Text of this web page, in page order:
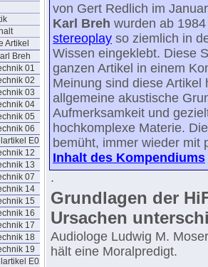
Artikel
Breh
01
02
03
04
05
06
E01
12
13
07
14
15
16
17
18
19
E02
von Gert Redlich im
Karl Breh wurden ab
stereoplay so ziemlich in
Wissen eingeklebt. Diese
ganzen Artikel in einem
Meinung sind diese
allgemeine akustische
Aufmerksamkeit und
hochkomplexe Materie.
bemüht, immer wieder mit
Inhalt des Kompendiums
.
Grundlagen der
Ursachen
Audiologe Ludwig M.
hält eine Moralpredigt.